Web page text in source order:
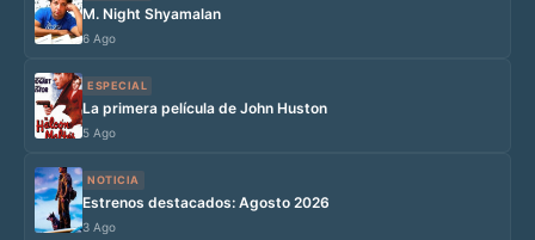
M. Night Shyamalan
6 Ago
ESPECIAL
La primera película de John Huston
5 Ago
NOTICIA
Estrenos destacados: Agosto 2026
3 Ago